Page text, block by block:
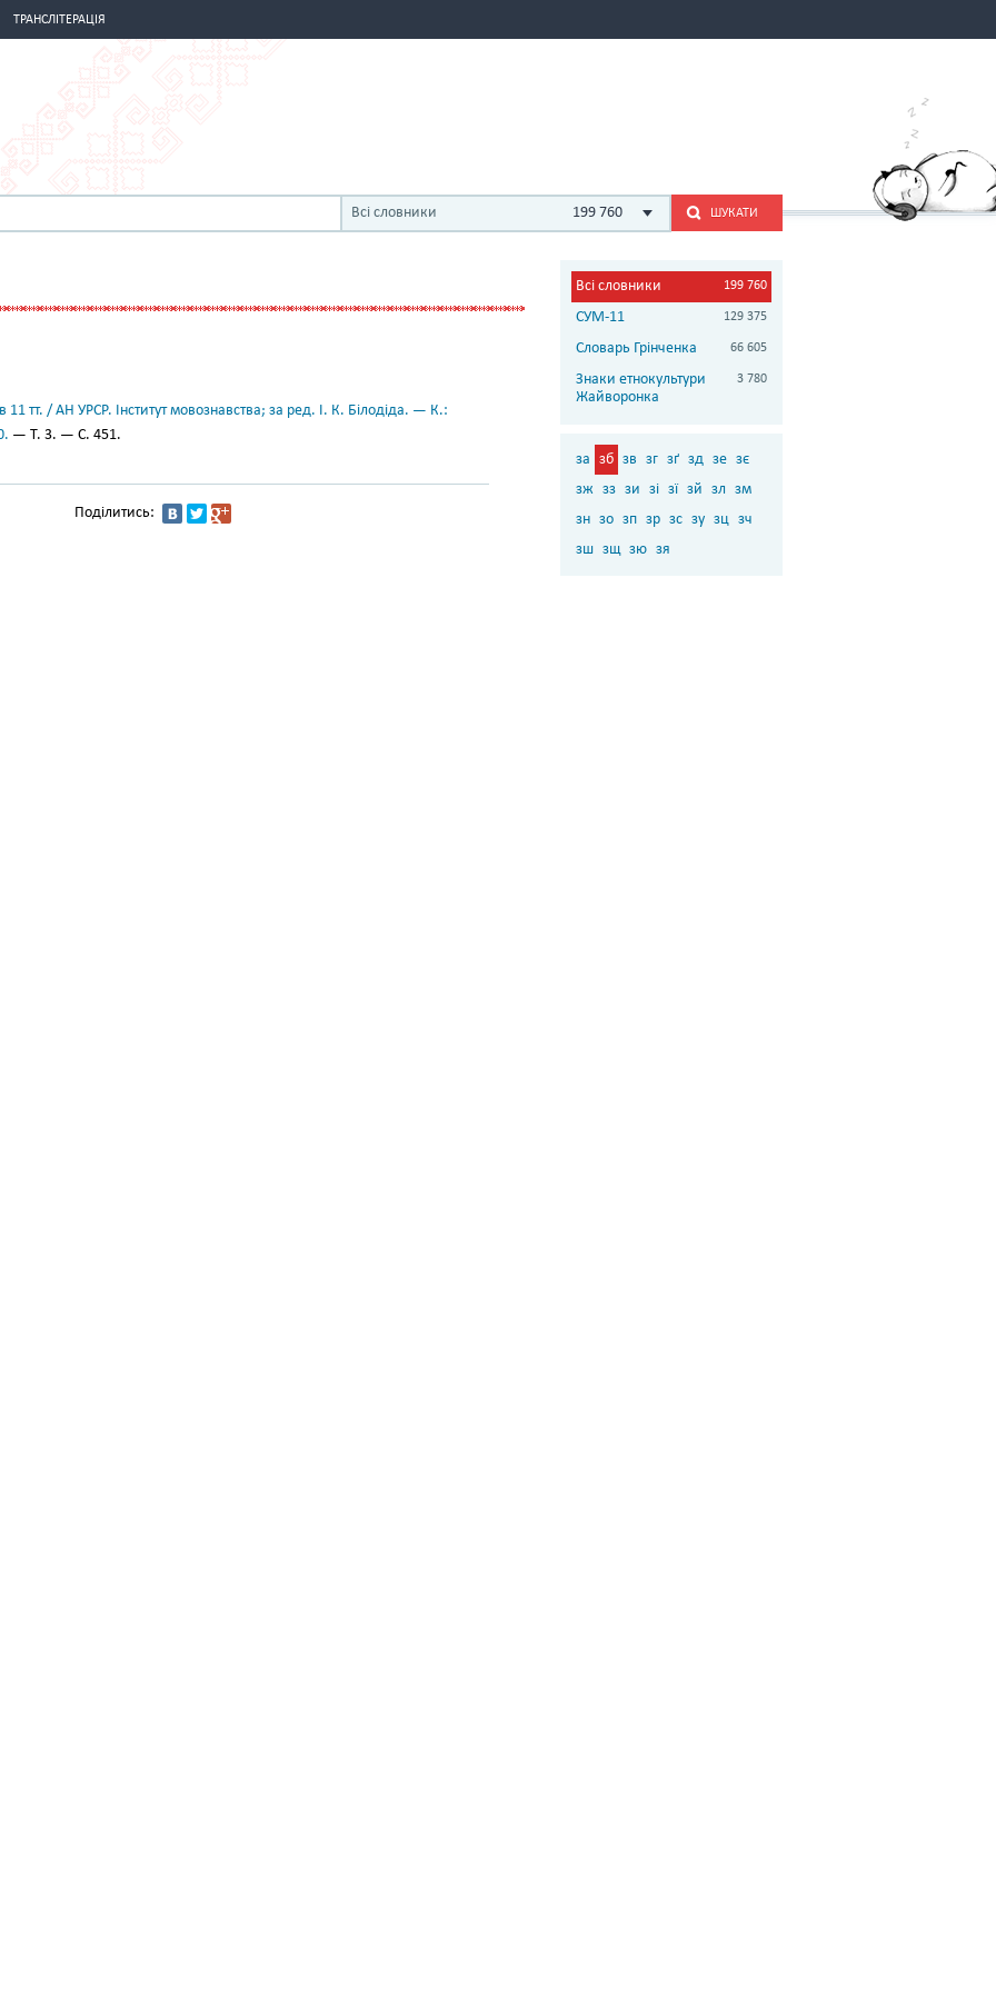
ТРАНСЛІТЕРАЦІЯ
Всі словники 199 760 ШУКАТИ
11 тт. / АН УРСР. Інститут мовознавства; за ред. І. К. Білодіда. — К.:
— Т. 3. — С. 451.
Поділитись:
Всі словники 199 760
СУМ-11 129 375
Словарь Грінченка 66 605
Знаки етнокультури
Жайворонка
3 780
за зб зв зг зґ зд зе зє
зж зз зи зі зї зй зл зм
зн зо зп зр зс зу зц зч
зш зщ зю зя